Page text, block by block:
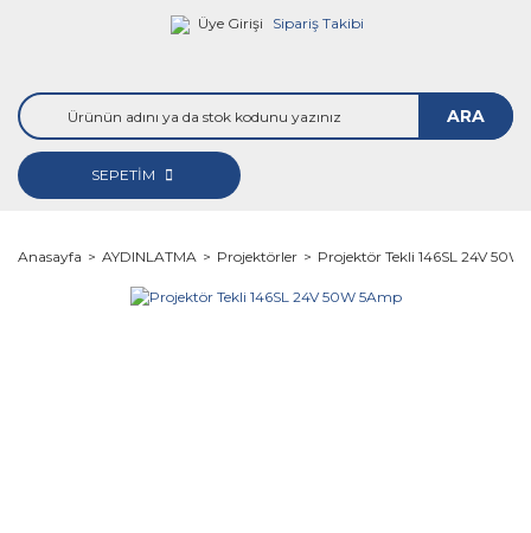
Üye Girişi Sipariş Takibi
ARA
SEPETİM
Anasayfa AYDINLATMA Projektörler Projektör Tekli 146SL 24V 50W